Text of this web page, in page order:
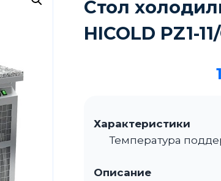
Стол
HICOLD PZ1-
Характеристики
Температура
Описание